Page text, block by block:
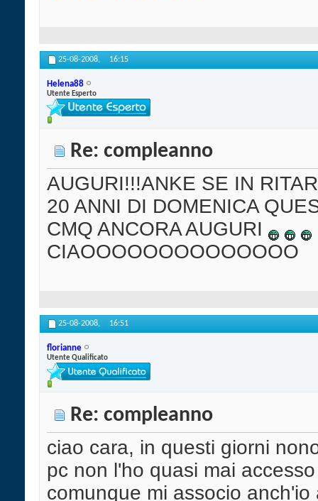
25-08-2008, 16:15
Helena88
Utente Esperto
Re: compleanno
AUGURI!!!ANKE SE IN
20 ANNI DI DOMENICA
CMQ ANCORA AUGURI
CIAOOOOOOOOOOOOOO
25-08-2008, 16:51
florianne
Utente Qualificato
Re: compleanno
ciao cara, in questi giorni
pc non l'ho quasi mai
comunque mi associo